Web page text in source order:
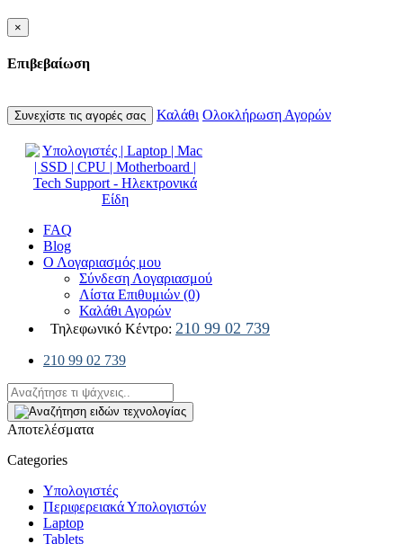
×
Επιβεβαίωση
Συνεχίστε τις αγορές σας Καλάθι Ολοκλήρωση Αγορών
FAQ
Blog
Ο Λογαριασμός μου
Σύνδεση Λογαριασμού
Λίστα Επιθυμιών (0)
Καλάθι Αγορών
Τηλεφωνικό Κέντρο: 210 99 02 739
210 99 02 739
Αποτελέσματα
Categories
Υπολογιστές
Περιφερειακά Υπολογιστών
Laptop
Tablets